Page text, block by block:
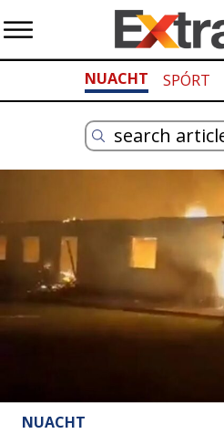
NUACHT SPÓRT
NUACHT